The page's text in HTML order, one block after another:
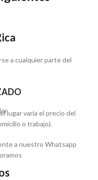
a cualquier parte del
lugar varia el precio del
o trabajo).
a nuestro Whatsapp